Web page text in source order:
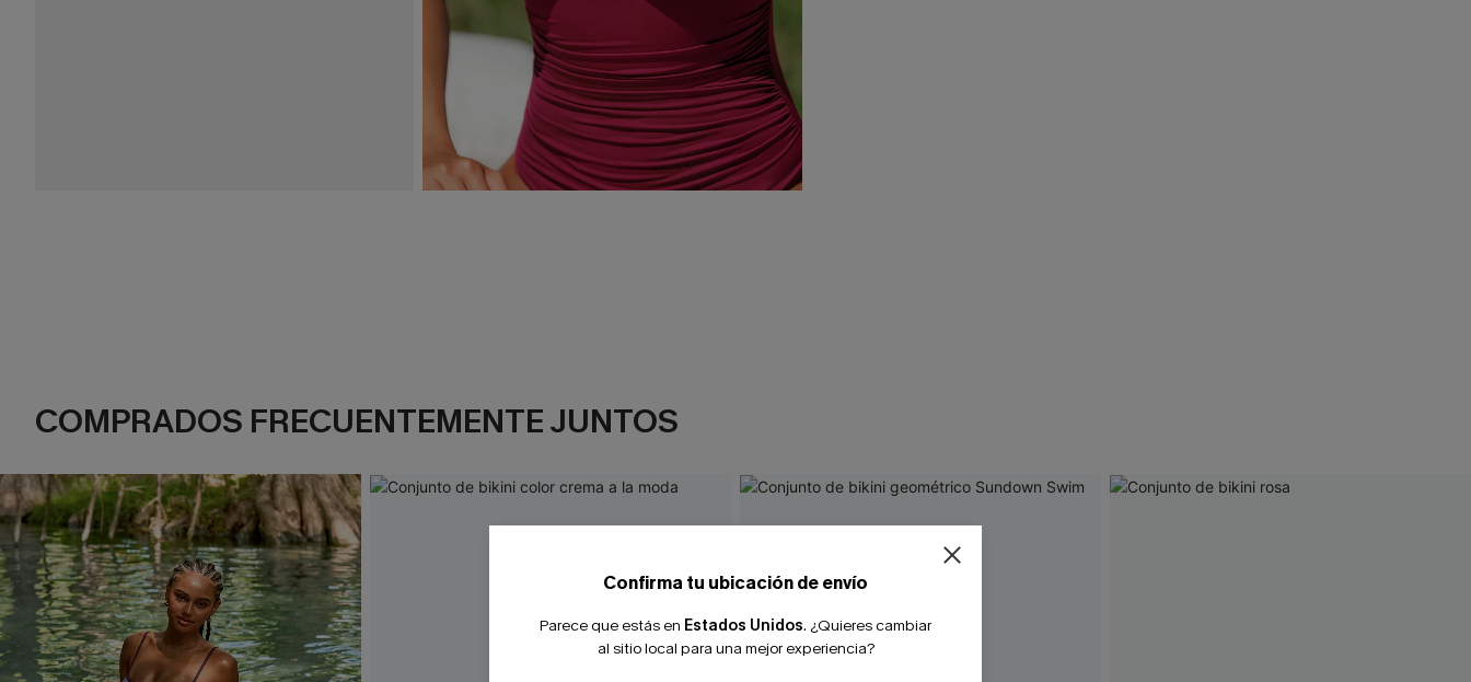
COMPRADOS FRECUENTEMENTE JUNTOS
Confirma tu ubicación de envío
Parece que estás en Estados Unidos. ¿Quieres cambiar
al sitio local para una mejor experiencia?
-10% extra sin compra mínima